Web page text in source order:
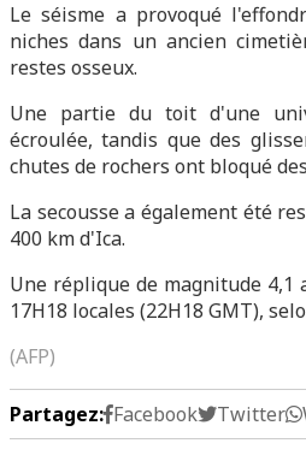
Le séisme a provoqué
niches dans un ancien
restes osseux.
Une partie du toit d'une
écroulée, tandis que des
chutes de rochers ont bloqué
La secousse a également été
400 km d'Ica.
Une réplique de magnitude 4,1
17H18 locales (22H18 GMT),
(AFP)
Partagez: Facebook Twitter